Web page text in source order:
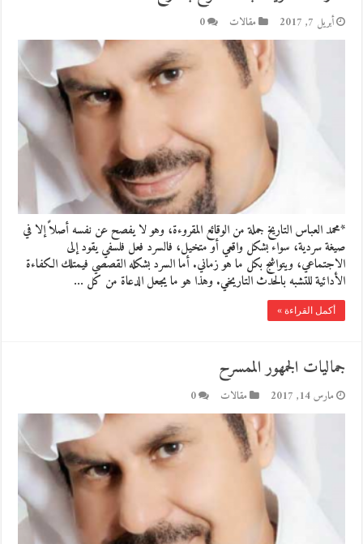
أبريل 7, 2017 مقالات 0
*محمد العباس التاريخ جملة من الوقائع المقروءة، وهو لا يفصح عن نفسه أصلاً إلا في
صيغة سردية، سواء بشكل واقعي أو متخيل، فالسرد فعل فلسفي يقود إلى
الاجتماعي، ويتواشج بكل ما هو زماني. أما السرد بشكله القصصي فيمتلك الكفاءة
الأدائية للتشبه بالحدث التاريخي. وهذا هو ما يجعل الدعاة من كل …
أكمل القراءة »
جماليات الجمهور الممسرح
مارس 14, 2017 مقالات 0